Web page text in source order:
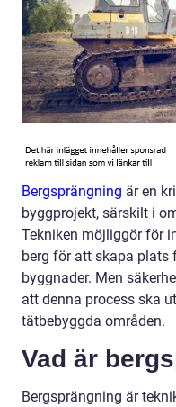
Bergsprängning är en
byggprojekt, särskilt i
Tekniken möjliggör för
berg för att skapa plats
byggnader. Men
att denna process ska
tätbebyggda områden.
Vad är
Bergsprängning är